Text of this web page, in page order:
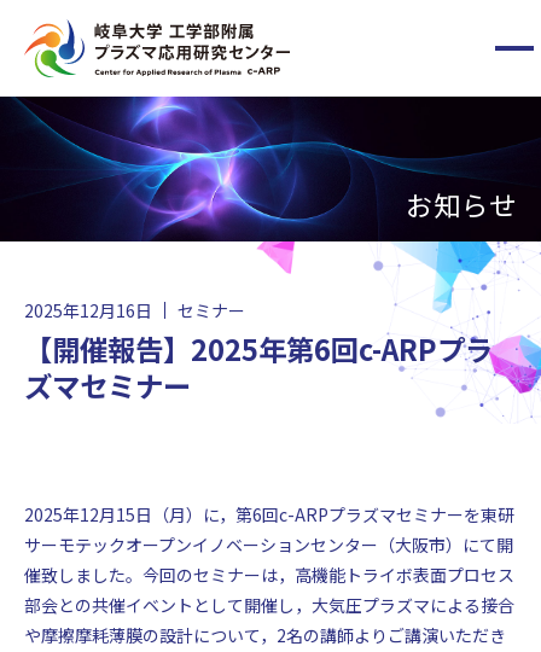
ボ
HOME
c-ARPについて
最新情報
国立大学法人東海国立大学機構
岐阜大学 工学部附属プラズマ応用研究センター
〒501-1193 岐阜県岐阜市柳戸１−１
お知らせ
2025年12月16日 セミナー
【開催報告】2025年第6回c-ARPプラ
ズマセミナー
2025年12月15日（月）に，第6回c-ARPプラズマセミナーを東研
サーモテックオープンイノベーションセンター（大阪市）にて開
催致しました。今回のセミナーは，高機能トライボ表面プロセス
部会との共催イベントとして開催し，大気圧プラズマによる接合
や摩擦摩耗薄膜の設計について，2名の講師よりご講演いただき